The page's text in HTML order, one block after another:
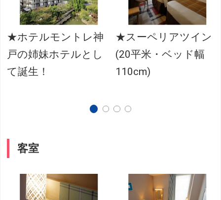
★ホテルモントレ神
戸の姉妹ホテルとし
て誕生！
★スーペリアツイン
(20平米・ベッド幅
110cm)
客室